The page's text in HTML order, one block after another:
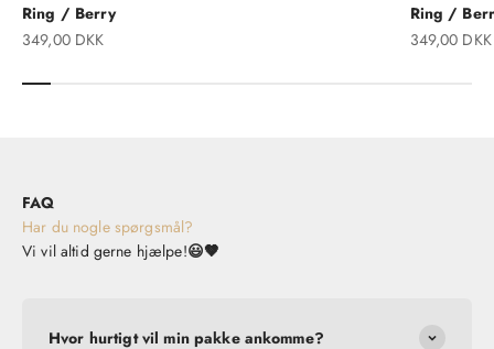
Ring / Berry
Salgspris
349,00 DKK
Ring /
Salgspris
349,00 DKK
FAQ
Har du nogle spørgsmål?
Vi vil altid gerne hjælpe!😃🤎
Hvor hurtigt vil min pakke ankomme?